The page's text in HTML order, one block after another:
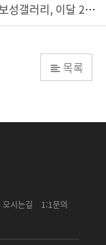
제10회 중국 문화유산 온라인 경매...42점 출품
목록
오시는길 1:1문의